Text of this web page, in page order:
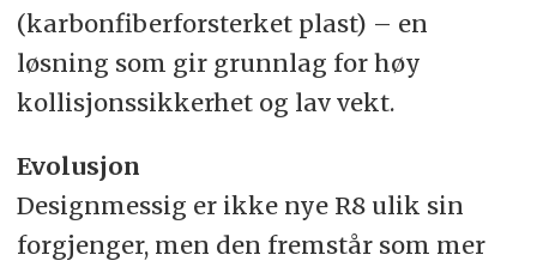
(karbonfiberforsterket plast) – en
løsning som gir grunnlag for høy
kollisjonssikkerhet og lav vekt.
Evolusjon
Designmessig er ikke nye R8 ulik sin
forgjenger, men den fremstår som mer